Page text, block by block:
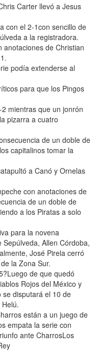
Carter llevó a Jesus
con el 2-1con sencillo de
a la registradora.
anotaciones de Christian
podía extenderse al
para que los Pingos
mientras que un jonrón
pizarra a cuatro
de un doble de
capitalinos tomar la
a Canó y Ornelas
con anotaciones de
de un doble de
a los Piratas a solo
para la novena
Allen Córdoba,
José Pirela cerró
la Zona Sur.
de que quedó
Rojos del México y
se disputará el 10 de
están a un juego de
empata la serie con
ante CharrosLos